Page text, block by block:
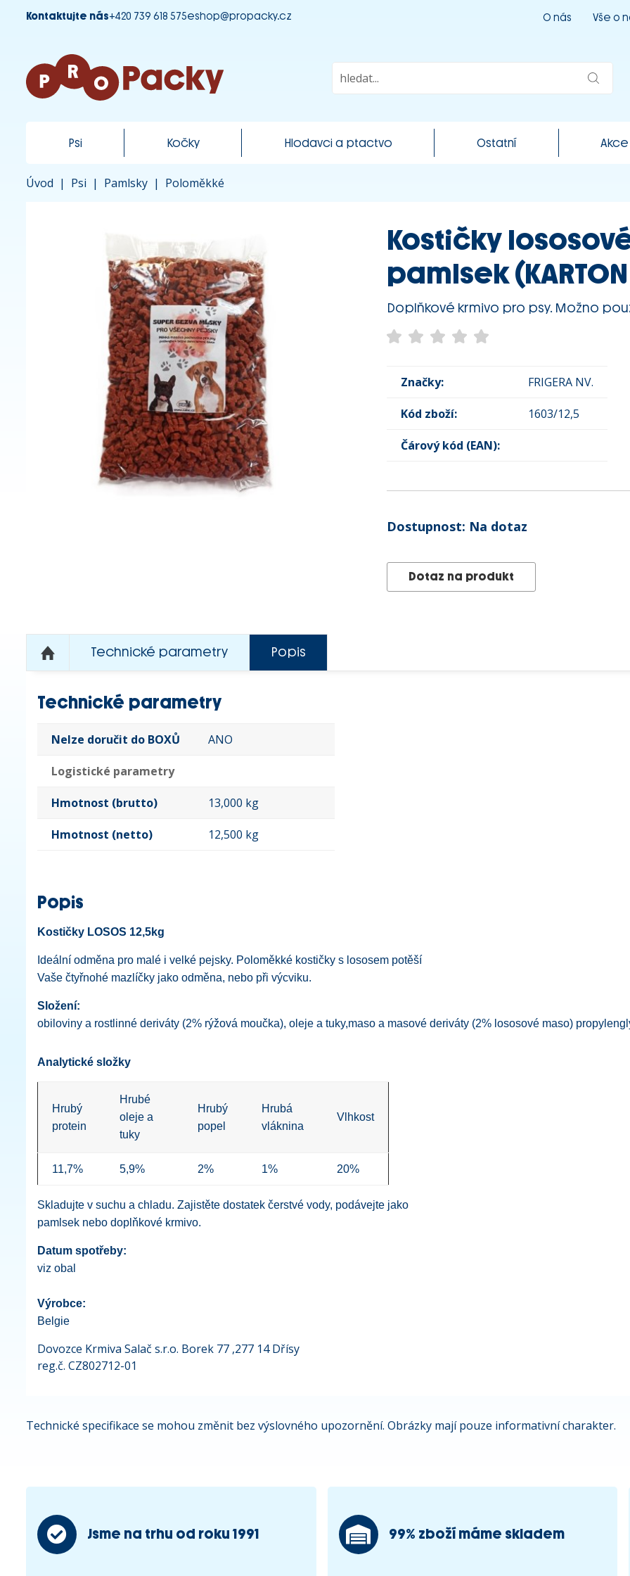
Kontaktujte nás+420 739 618 575eshop@propacky.cz O nás Vše o
Psi Kočky Hlodavci a ptactvo Ostatní Akce
Úvod | Psi | Pamlsky | Poloměkké
Kostičky
pamlsek
Doplňkové krmivo pro psy. Možno
Značky: FRIGERA NV.
Kód zboží: 1603/12,5
Čárový kód (EAN):
Dostupnost: Na dotaz
Dotaz na produkt
Technické parametry Popis
Technické parametry
Nelze doručit do BOXŮ ANO
Logistické parametry
Hmotnost (brutto) 13,000 kg
Hmotnost (netto) 12,500 kg
Popis
Kostičky LOSOS 12,5kg
Ideální odměna pro malé i velké pejsky. Poloměkké kostičky s lososem potěší
Vaše čtyřnohé mazlíčky jako odměna, nebo při výcviku.
Složení:
obiloviny a rostlinné deriváty (2% rýžová moučka), oleje a tuky,maso a masové deriváty (2% lososové maso)
Analytické složky
Hrubý
protein
Hrubé
oleje a
tuky
Hrubý
popel
Hrubá
vláknina
Vlhkost
11,7% 5,9% 2% 1% 20%
Skladujte v suchu a chladu. Zajistěte dostatek čerstvé vody, podávejte jako
pamlsek nebo doplňkové krmivo.
Datum spotřeby:
viz obal
Výrobce:
Belgie
Dovozce Krmiva Salač s.r.o. Borek 77 ,277 14 Dřísy
reg.č. CZ802712-01
Technické specifikace se mohou změnit bez výslovného upozornění. Obrázky mají pouze informativní charakter.
Jsme na trhu od roku 1991 99% zboží máme skladem